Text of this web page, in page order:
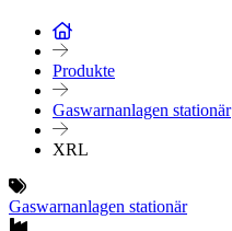
Produkte
Gaswarnanlagen stationär
XRL
Gaswarnanlagen stationär